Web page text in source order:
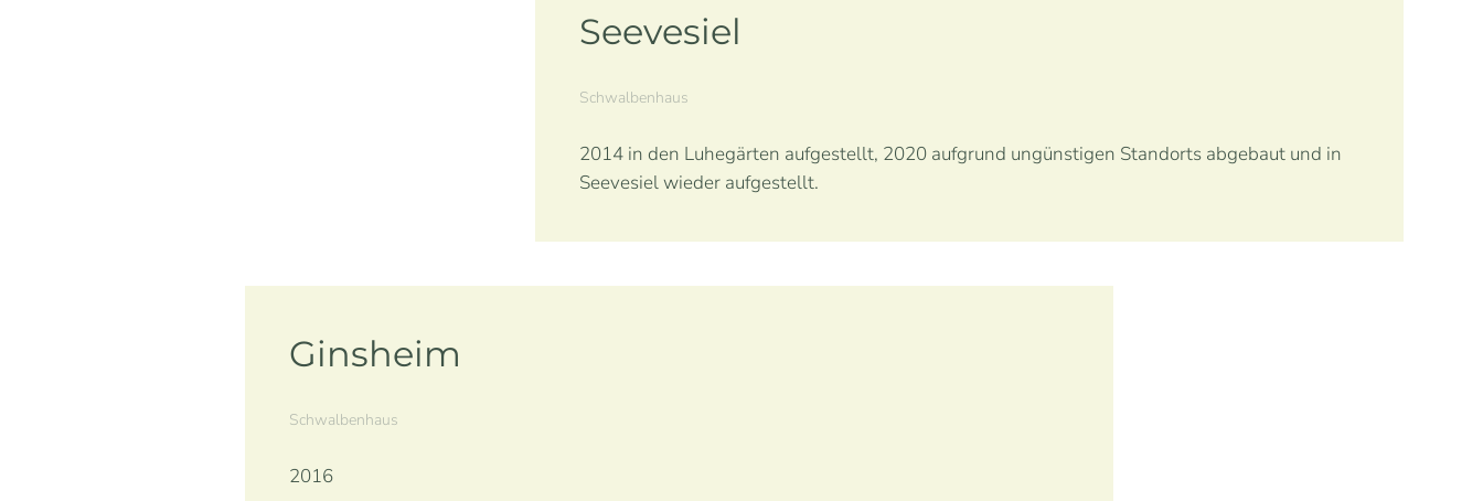
Seevesiel
Schwalbenhaus
2014 in den Luhegärten aufgestellt, 2020 aufgrund ungünstigen Standorts abgebaut und in
Seevesiel wieder aufgestellt.
Ginsheim
Schwalbenhaus
2016